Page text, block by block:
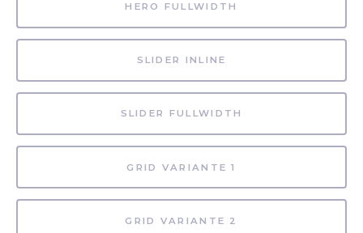
HERO FULLWIDTH
SLIDER INLINE
SLIDER FULLWIDTH
GRID VARIANTE 1
GRID VARIANTE 2